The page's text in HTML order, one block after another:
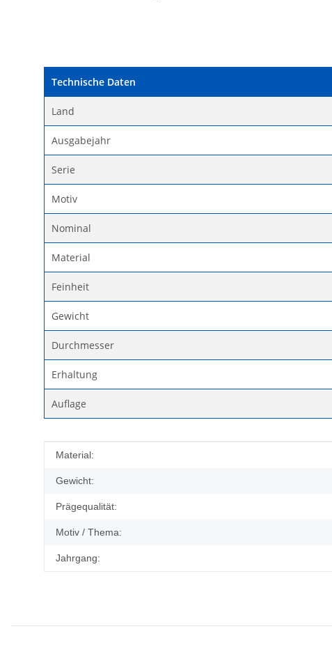
Technische Daten
Land
Ausgabejahr
Serie
Motiv
Nominal
Material
Feinheit
Gewicht
Durchmesser
Erhaltung
Auflage
Produkteigenschaft
Wert
Material:
Gewicht:
Prägequalität:
Motiv / Thema:
Jahrgang: